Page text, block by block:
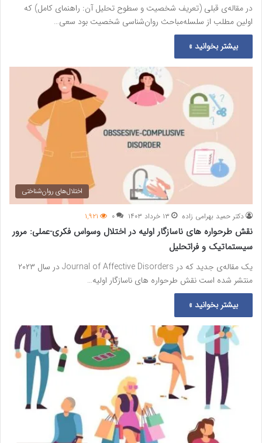
در مقاله‌ی قبلی (تعریف شخصیت و سطوح تحلیل آن: راهنمای کامل) که
اولین مطلب از سلسله‌‌مباحث روان‌شناسی شخصیت بود سعی…
بیشتر بخوانید »
اختلال‌های روان‌شناختی
دکتر حمید بهرامی زاده ۱۳ خرداد ۱۴۰۳ ۰ ۱,۹۲۱
نقش طرحواره های ناسازگار اولیه در اختلال وسواس فکری-عملی: مرور
سیستماتیک و فراتحلیل
یک مقاله‌ی جدید که در Journal of Affective Disorders در سال ۲۰۲۳
منتشر شده است نقش طرحواره های ناسازگار اولیه…
بیشتر بخوانید »